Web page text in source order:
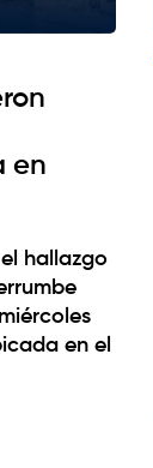
en
hallazgo
en el